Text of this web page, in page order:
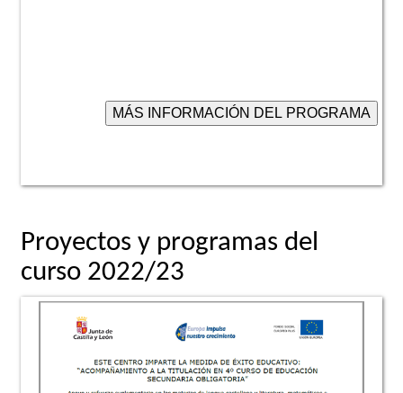
Proyectos y programas del
curso 2022/23